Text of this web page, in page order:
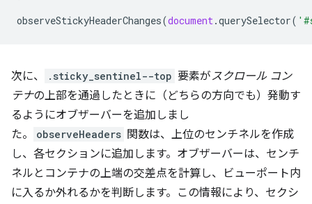
observeStickyHeaderChanges(document .querySelector(
次に、 .sticky_sentinel--top 要素がスクロール コン
テナの上部を通過したときに（どちらの方向でも）発動す
るようにオブザーバーを追加しまし
た。
observeHeaders 関数は、上位のセンチネルを作成
し、各セクションに追加します。オブザーバーは、センチ
ネルとコンテナの上端の交差点を計算し、ビューポート内
に入るか外れるかを判断します。この情報により、セクシ